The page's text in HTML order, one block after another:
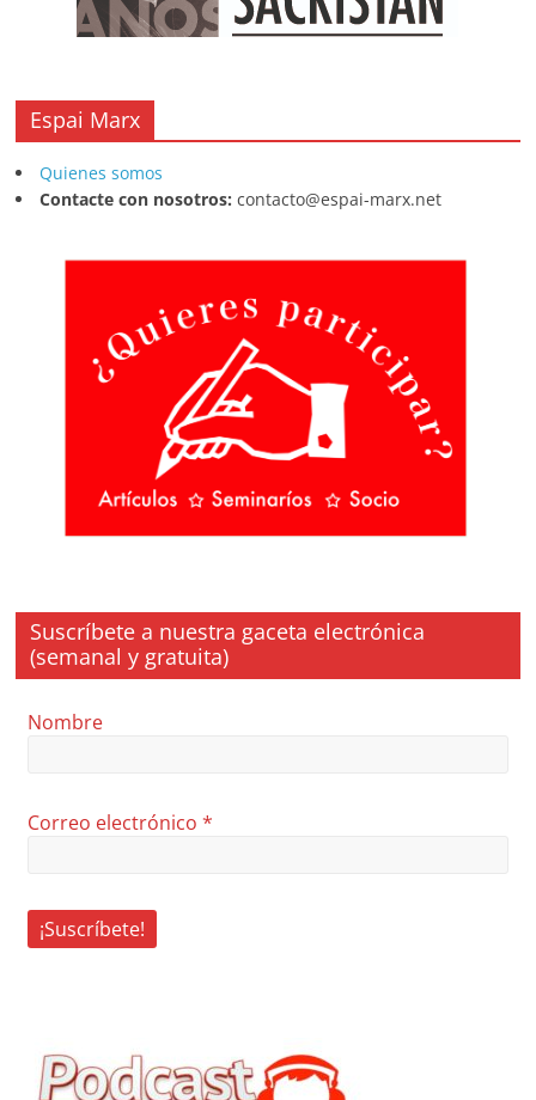
Espai Marx
Quienes somos
Contacte con nosotros: contacto@espai-marx.net
Suscríbete a nuestra gaceta electrónica
(semanal y gratuita)
Nombre
Correo electrónico*